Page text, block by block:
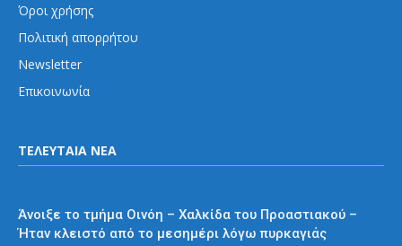
Όροι χρήσης
Πολιτική απορρήτου
Newsletter
Επικοινωνία
ΤΕΛΕΥΤΑΙΑ ΝΕΑ
Άνοιξε το τμήμα Οινόη – Χαλκίδα του Προαστιακού –
Ήταν κλειστό από το μεσημέρι λόγω πυρκαγιάς